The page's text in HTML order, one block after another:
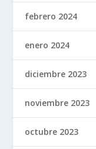
febrero 2024
enero 2024
diciembre 2023
noviembre 2023
octubre 2023